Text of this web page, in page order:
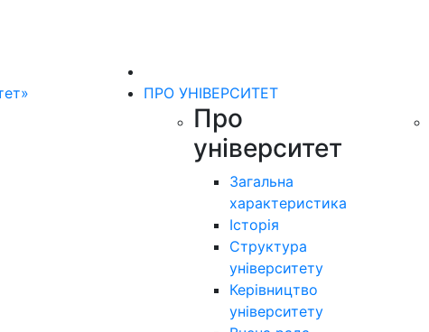
ПРО УНІВЕРСИТЕТ
Про
університет
Загальна
характеристика
Історія
Структура
університету
Керівництво
університету